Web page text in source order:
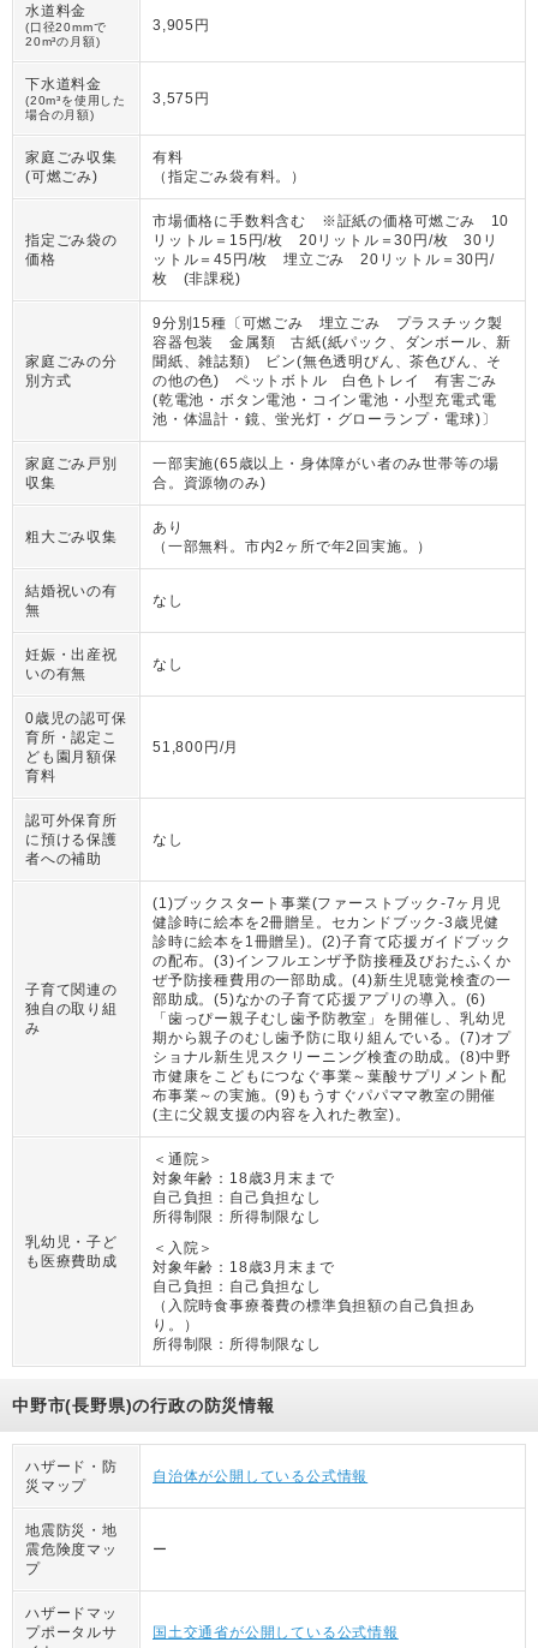
水道料金
(口径20mmで
20m³の月額)
3,905円
下水道料金
(20m³を使用した
場合の月額)
3,575円
家庭ごみ収集
(可燃ごみ)
有料
（ 指定ごみ袋有料。 ）
指定ごみ袋の
価格
市場価格に手数料含む ※証紙の価格可燃ごみ 10
リットル＝15円/枚 20リットル＝30円/枚 30リ
ットル＝45円/枚 埋立ごみ 20リットル＝30円/
枚 (非課税)
家庭ごみの分
別方式
9分別15種〔可燃ごみ 埋立ごみ プラスチック製
容器包装 金属類 古紙(紙パック、ダンボール、新
聞紙、雑誌類) ビン(無色透明びん、茶色びん、そ
の他の色) ペットボトル 白色トレイ 有害ごみ
(乾電池・ボタン電池・コイン電池・小型充電式電
池・体温計・鏡、蛍光灯・グローランプ・電球)〕
家庭ごみ戸別
収集
一部実施(65歳以上・身体障がい者のみ世帯等の場
合。資源物のみ)
粗大ごみ収集
あり
（ 一部無料。市内2ヶ所で年2回実施。 ）
結婚祝いの有
無
なし
妊娠・出産祝
いの有無
なし
0歳児の認可保
育所・認定こ
ども園月額保
育料
51,800円/月
認可外保育所
に預ける保護
者への補助
なし
子育て関連の
独自の取り組
み
(1)ブックスタート事業(ファーストブック-7ヶ月児
健診時に絵本を2冊贈呈。セカンドブック-3歳児健
診時に絵本を1冊贈呈)。(2)子育て応援ガイドブック
の配布。(3)インフルエンザ予防接種及びおたふくか
ぜ予防接種費用の一部助成。(4)新生児聴覚検査の一
部助成。(5)なかの子育て応援アプリの導入。(6)
「歯っぴー親子むし歯予防教室」を開催し、乳幼児
期から親子のむし歯予防に取り組んでいる。(7)オプ
ショナル新生児スクリーニング検査の助成。(8)中野
市健康をこどもにつなぐ事業～葉酸サプリメント配
布事業～の実施。(9)もうすぐパパママ教室の開催
(主に父親支援の内容を入れた教室)。
乳幼児・子ど
も医療費助成
＜通院＞
対象年齢： 18歳3月末まで
自己負担： 自己負担なし
所得制限： 所得制限なし
＜入院＞
対象年齢： 18歳3月末まで
自己負担： 自己負担なし
（ 入院時食事療養費の標準負担額の自己負担あ
り。
）
所得制限： 所得制限なし
中野市(長野県)の行政の防災情報
ハザード・防
災マップ
自治体が公開している公式情報
地震防災・地
震危険度マッ
プ
ー
ハザードマッ
プポータルサ
国土交通省が公開している公式情報